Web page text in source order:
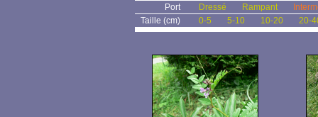
Port
Dressé Rampant
Taille (cm)
0-5 5-10 10-20 20-